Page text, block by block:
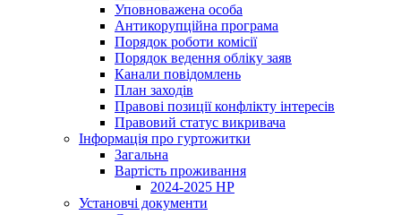
Уповноважена особа
Антикорупційна програма
Порядок роботи комісії
Порядок ведення обліку заяв
Канали повідомлень
План заходів
Правові позиції конфлікту інтересів
Правовий статус викривача
Інформація про гуртожитки
Загальна
Вартість проживання
2024-2025 НР
Установчі документи